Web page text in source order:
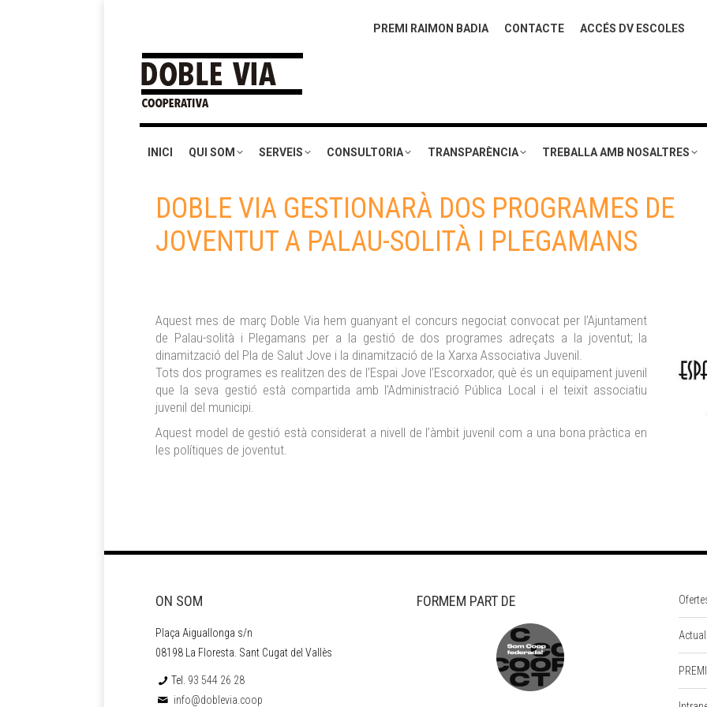
PREMI RAIMON BADIA CONTACTE ACCÉS DV ESCOLES
INICI QUI SOM SERVEIS CONSULTORIA TRANSPARÈNCIA TREBALLA AMB NOSALTRES
DOBLE VIA GESTIONARÀ DOS PROGRAMES DE
JOVENTUT A PALAU-SOLITÀ I PLEGAMANS
Aquest mes de març Doble Via hem guanyant el concurs negociat convocat per l’Ajuntament
de Palau-solità i Plegamans per a la gestió de dos programes adreçats a la joventut; la
dinamització del Pla de Salut Jove i la dinamització de la Xarxa Associativa Juvenil.
Tots dos programes es realitzen des de l’Espai Jove l’Escorxador, què és un equipament juvenil
que la seva gestió està compartida amb l’Administració Pública Local i el teixit associatiu
juvenil del municipi.
Aquest model de gestió està considerat a nivell de l’àmbit juvenil com a una bona pràctica en
les polítiques de joventut.
ON SOM
Plaça Aiguallonga s/n
08198 La Floresta. Sant Cugat del Vallès
Tel. 93 544 26 28
info@doblevia.coop
FORMEM PART DE